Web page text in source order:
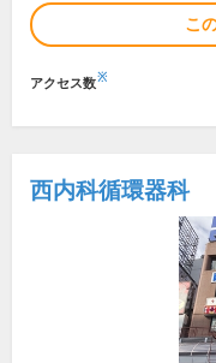
こ
アクセス数※
西内科循環器科